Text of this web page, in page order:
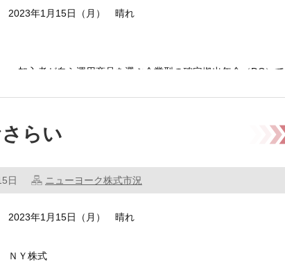
2023年1月15日（月） 晴れ
・加入者が自ら運用商品を選ぶ企業型の確定拠出年金（DC）で
らい
日 ニューヨーク株式市況
2023年1月15日（月） 晴れ
ＮＹ株式